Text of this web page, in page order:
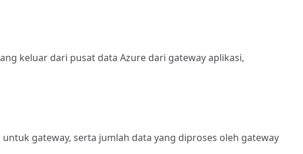
keluar dari pusat data Azure dari gateway aplikasi,
gateway, serta jumlah data yang diproses oleh gateway